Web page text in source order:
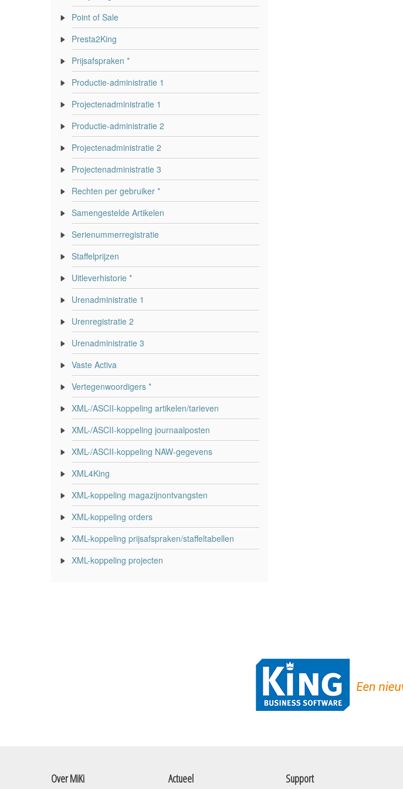
Point of Sale
Presta2King
Prijsafspraken *
Productie-administratie 1
Projectenadministratie 1
Productie-administratie 2
Projectenadministratie 2
Projectenadministratie 3
Rechten per gebruiker *
Samengestelde Artikelen
Serienummerregistratie
Staffelprijzen
Uitleverhistorie *
Urenadministratie 1
Urenregistratie 2
Urenadministratie 3
Vaste Activa
Vertegenwoordigers *
XML-/ASCII-koppeling artikelen/tarieven
XML-/ASCII-koppeling journaalposten
XML-/ASCII-koppeling NAW-gegevens
XML4King
XML-koppeling magazijnontvangsten
XML-koppeling orders
XML-koppeling prijsafspraken/staffeltabellen
XML-koppeling projecten
Over MiKi Actueel Support